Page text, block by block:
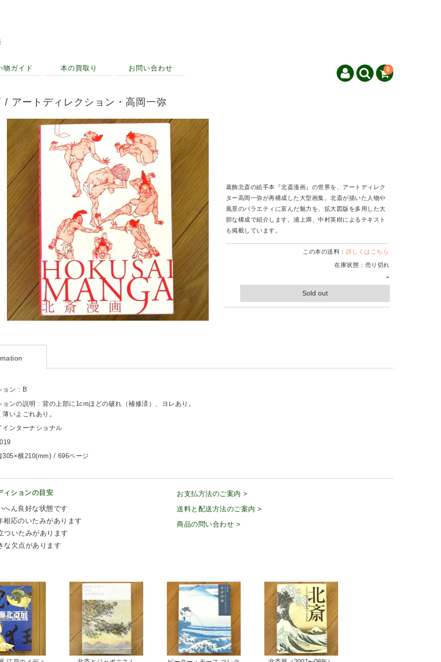
0
物ガイド 本の買取り お問い合わせ
/ アートディレクション・高岡一弥
葛飾北斎の絵手本『北斎漫画』の世界を、アートディレク
ター高岡一弥が再構成した大型画集。北斎が描いた人物や
風景のバラエティに富んだ魅力を、拡大図版を多用した大
胆な構成で紹介します。浦上満、中村英樹によるテキスト
も掲載しています。
この本の送料： 詳しくはこちら
在庫状態：売り切れ
-
Sold out
ョン : B
ョンの説明 : 背の上部に1cmほどの破れ（補修済）、ヨレあり。
いよごれあり。
インターナショナル
305×横210(mm) / 696ページ
ィションの目安
へん良好な状態です
相応のいたみがあります
ついたみがあります
な欠点があります
お支払方法のご案内 >
送料と配送方法のご案内 >
商品の問い合わせ >